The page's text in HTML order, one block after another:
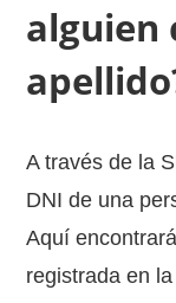
alguien
A través de la
DNI de una
Aquí
registrada en